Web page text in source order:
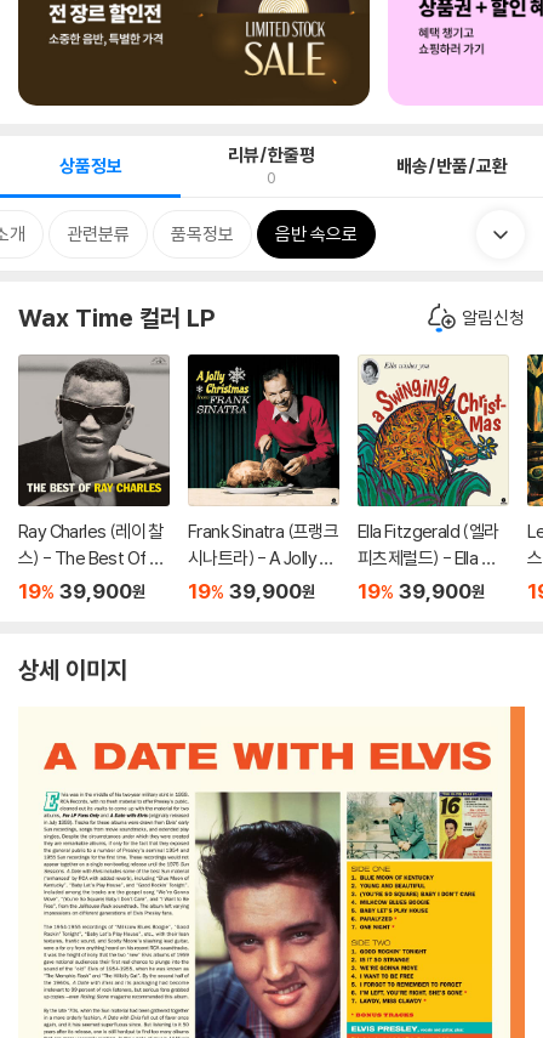
상품정보 리뷰/한줄평
0 배송/반품/교환
개 관련분류 품목정보 음반 속으로
Wax Time 컬러 LP 알림신청
Ray Charles (레이 찰
스) - The Best Of Ra
y Charles [옐로우 컬
19% 39,900원
Frank Sinatra (프랭크
시나트라) - A Jolly C
hristmas From Fran
19% 39,900원
Ella Fitzgerald (엘라
피츠제럴드) - Ella Wis
hes You A Swinging
19% 39,900원
상세 이미지